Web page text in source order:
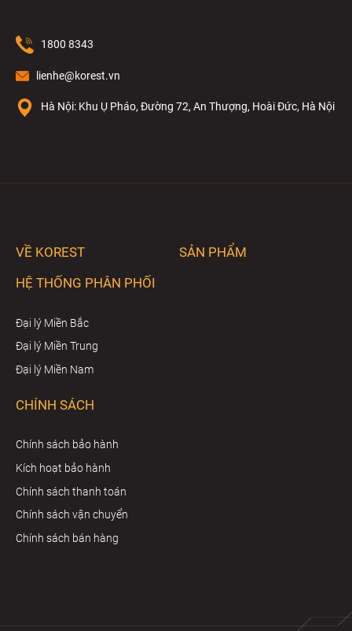
1800 8343
lienhe@korest.vn
Hà Nội: Khu Ụ Pháo, Đường 72, An Thượng, Hoài Đức, Hà Nội
VỀ KOREST
SẢN PHẨM
HỆ THỐNG PHÂN PHỐI
Đại lý Miền Bắc
Đại lý Miền Trung
Đại lý Miền Nam
CHÍNH SÁCH
Chính sách bảo hành
Kích hoạt bảo hành
Chính sách thanh toán
Chính sách vận chuyển
Chính sách bán hàng